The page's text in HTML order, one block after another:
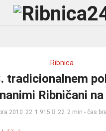
Ribnica
tradicionalnem
Ribničani
2010 1.915 2 min - čas